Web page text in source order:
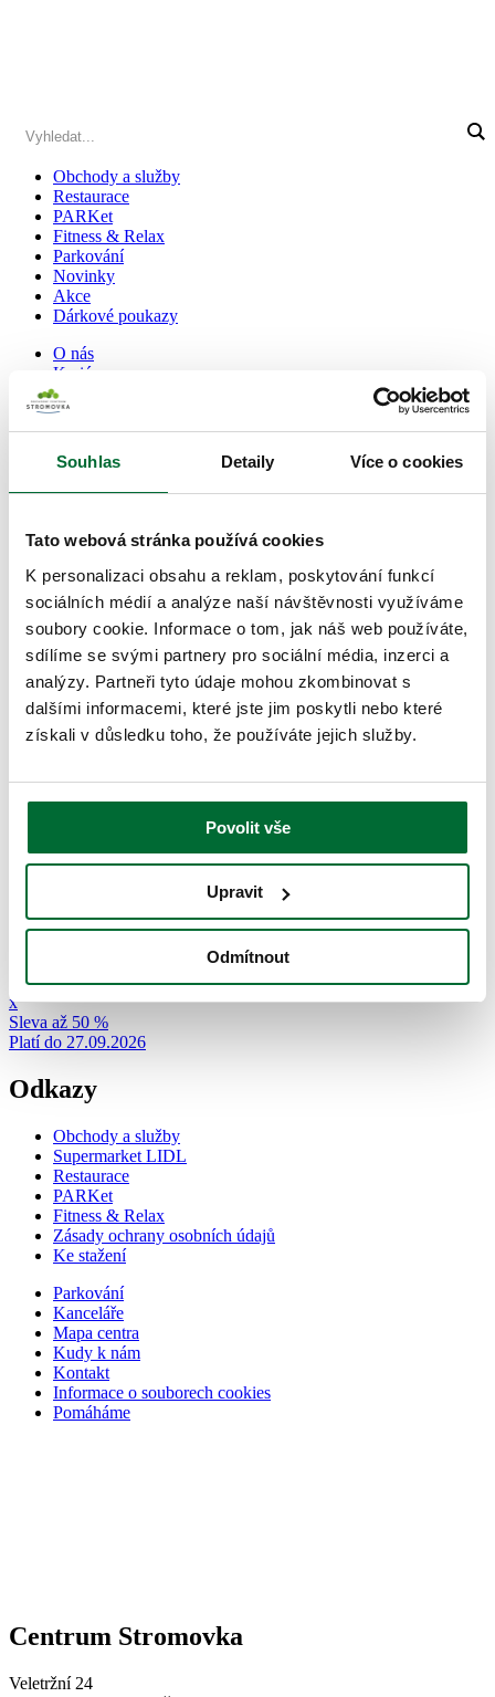
Souhlas Detaily Více o cookies
Tato webová stránka používá cookies
K personalizaci obsahu a reklam, poskytování funkcí
sociálních médií a analýze naší návštěvnosti využíváme
soubory cookie. Informace o tom, jak náš web používáte,
sdílíme se svými partnery pro sociální média, inzerci a
analýzy. Partneři tyto údaje mohou zkombinovat s
dalšími informacemi, které jste jim poskytli nebo které
získali v důsledku toho, že používáte jejich služby.
Povolit vše
Upravit
Odmítnout
Obchody a služby
Restaurace
PARKet
Fitness & Relax
Parkování
Novinky
Akce
Dárkové poukazy
O nás
Kariéra
Kontakt
Kudy k nám
Čeština
Centrum Stromovka>Akce
Akce
Filtrovat dle tématu:
Slevy až 50 %
x
Sleva až 50 %
Platí do 27.09.2026
Odkazy
Obchody a služby
Supermarket LIDL
Restaurace
PARKet
Fitness & Relax
Zásady ochrany osobních údajů
Ke stažení
Parkování
Kanceláře
Mapa centra
Kudy k nám
Kontakt
Informace o souborech cookies
Pomáháme
Centrum Stromovka
Veletržní 24